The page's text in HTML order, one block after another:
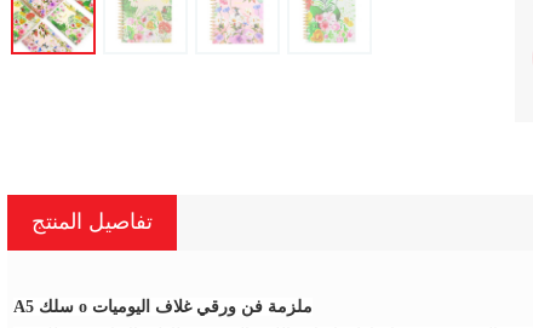
تفاصيل المنتج
A5 سلك o ملزمة فن ورقي غلاف اليوميات